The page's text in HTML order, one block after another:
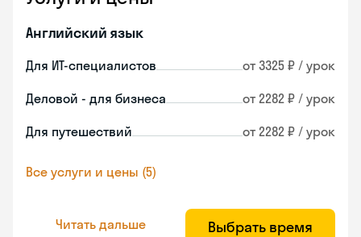
Английский язык
Для ИТ-специалистов от 3325 ₽ / урок
Деловой - для бизнеса от 2282 ₽ / урок
Для путешествий от 2282 ₽ / урок
Все услуги и цены (5)
Читать дальше Выбрать время